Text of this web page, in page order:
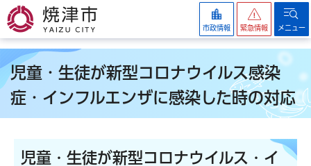
焼津市
市政情報 緊急情報 メニュー
児童・生徒が新型コロナウイルス感染
症・インフルエンザに感染した時の対応
児童・生徒が新型コロナウイルス・イ